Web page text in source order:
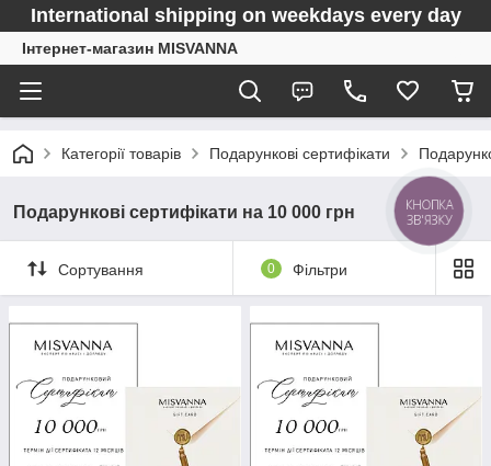
International shipping on weekdays every day
Інтернет-магазин MISVANNA
Категорії товарів Подарункові сертифікати
Подарункові сертифікати на 10 000 грн
Сортування 0 Фільтри
КНОПКА
ЗВ'ЯЗКУ